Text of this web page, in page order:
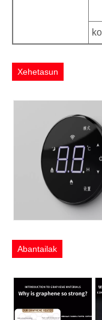
Xehetasun
Abantailak